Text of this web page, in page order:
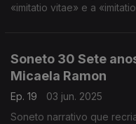
«imitatio vitae» e a
Soneto 30 Sete
Micaela Ramon
Ep. 19
03 jun. 2025
Soneto narrativo que